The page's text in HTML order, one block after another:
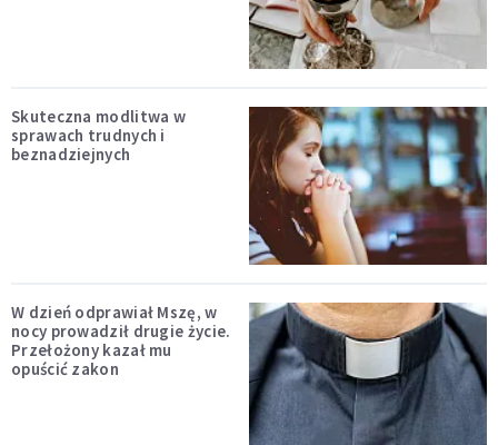
Skuteczna modlitwa w
sprawach trudnych i
beznadziejnych
W dzień odprawiał Mszę, w
nocy prowadził drugie życie.
Przełożony kazał mu
opuścić zakon